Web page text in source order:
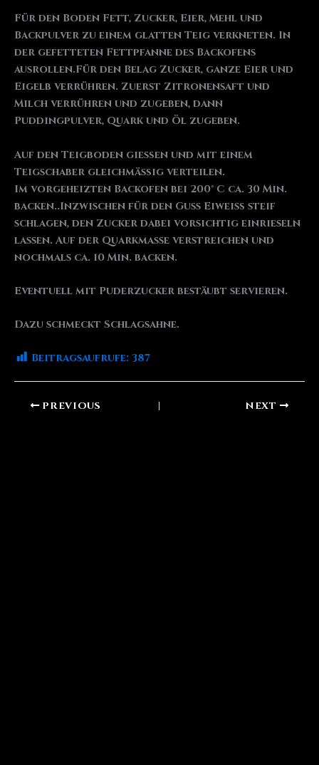
Für den Boden Fett, Zucker, Eier, Mehl und
Backpulver zu einem glatten Teig verkneten. In
der gefetteten Fettpfanne des Backofens
ausrollen.Für den Belag Zucker, ganze Eier und
Eigelb verrühren. Zuerst Zitronensaft und
Milch verrühren und zugeben, dann
Puddingpulver, Quark und Öl zugeben.
Auf den Teigboden gießen und mit einem
Teigschaber gleichmäßig verteilen.
Im vorgeheizten Backofen bei 200° C ca. 30 Min.
backen..Inzwischen für den Guss Eiweiß steif
schlagen, den Zucker dabei vorsichtig einrieseln
lassen. Auf der Quarkmasse verstreichen und
nochmals ca. 10 Min. backen.
Eventuell mit Puderzucker bestäubt servieren.
Dazu schmeckt Schlagsahne.
Beitragsaufrufe: 387
PREVIOUS NEXT